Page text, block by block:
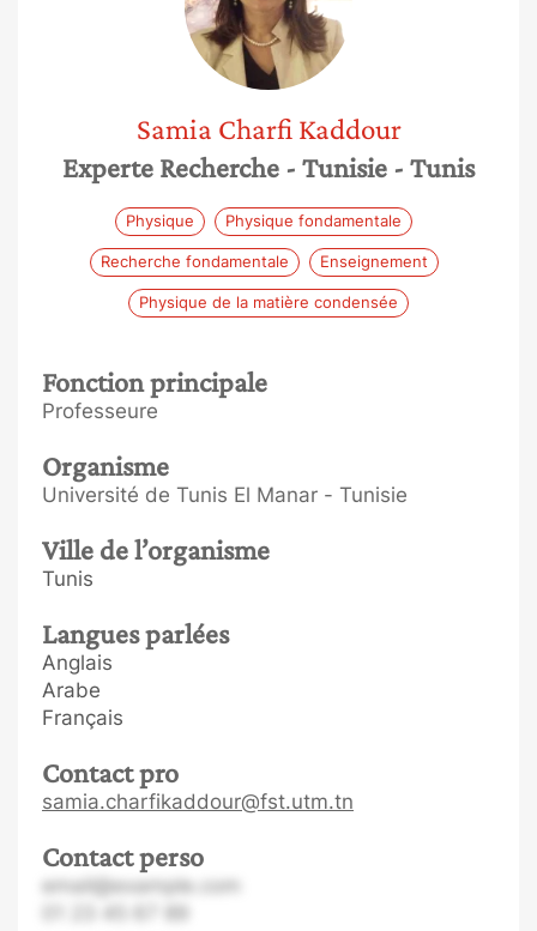
Samia Charfi Kaddour
Experte Recherche - Tunisie - Tunis
Physique Physique fondamentale
Recherche fondamentale Enseignement
Physique de la matière condensée
Fonction principale
Professeure
Organisme
Université de Tunis El Manar - Tunisie
Ville de l’organisme
Tunis
Langues parlées
Anglais
Arabe
Français
Contact pro
samia.charfikaddour@fst.utm.tn
Contact perso
email@example.com